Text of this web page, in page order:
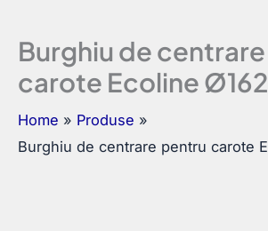
Burghiu de
carote Ecoline
Home
Produse
Burghiu de centrare pentru carote